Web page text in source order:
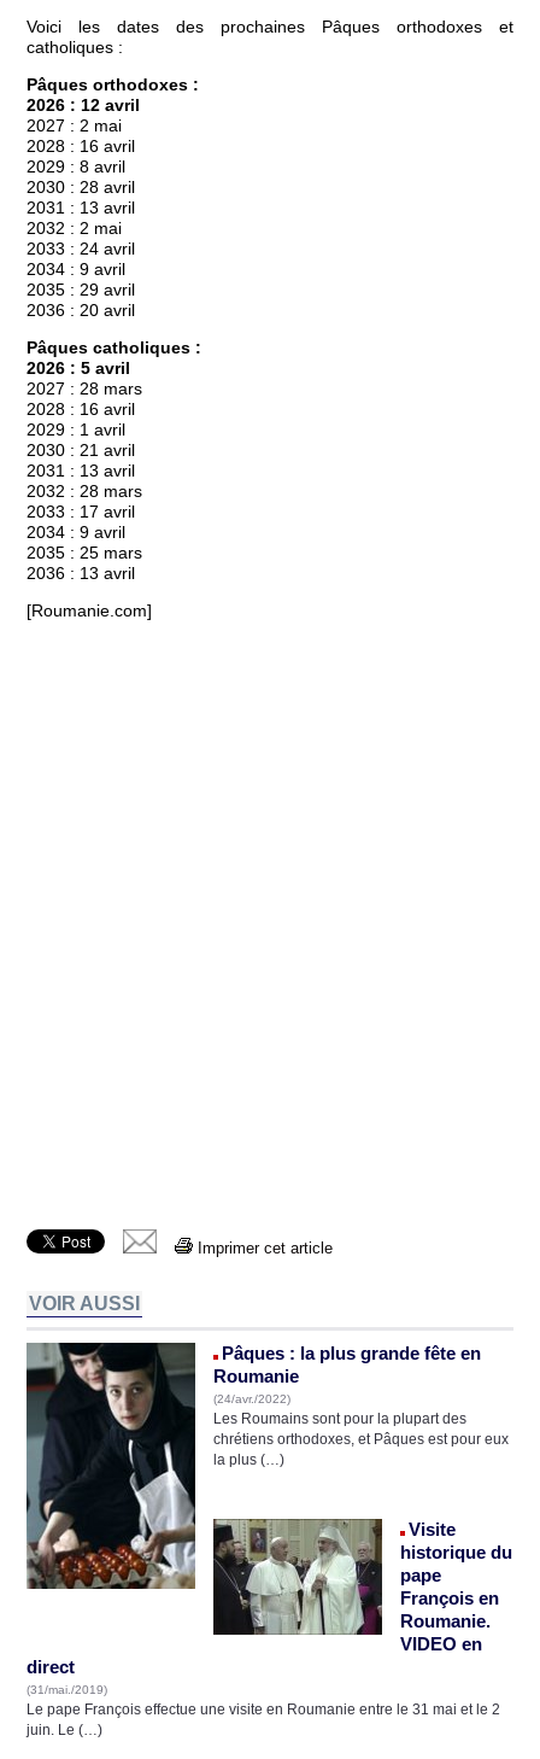
Voici les dates des prochaines Pâques orthodoxes et
catholiques :
Pâques orthodoxes :
2026 : 12 avril
2027 : 2 mai
2028 : 16 avril
2029 : 8 avril
2030 : 28 avril
2031 : 13 avril
2032 : 2 mai
2033 : 24 avril
2034 : 9 avril
2035 : 29 avril
2036 : 20 avril
Pâques catholiques :
2026 : 5 avril
2027 : 28 mars
2028 : 16 avril
2029 : 1 avril
2030 : 21 avril
2031 : 13 avril
2032 : 28 mars
2033 : 17 avril
2034 : 9 avril
2035 : 25 mars
2036 : 13 avril
[Roumanie.com]
Imprimer cet article
VOIR AUSSI
Pâques : la plus grande fête en
Roumanie
(24/avr./2022)
Les Roumains sont pour la plupart des
chrétiens orthodoxes, et Pâques est pour eux
la plus (…)
Visite
historique du
pape
François en
Roumanie.
VIDEO en
direct
(31/mai./2019)
Le pape François effectue une visite en Roumanie entre le 31 mai et le 2
juin. Le (…)